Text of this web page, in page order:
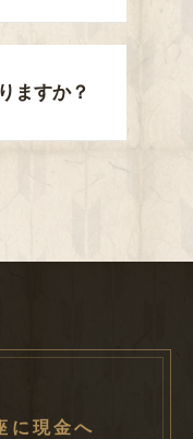
ますか？
に現金へ